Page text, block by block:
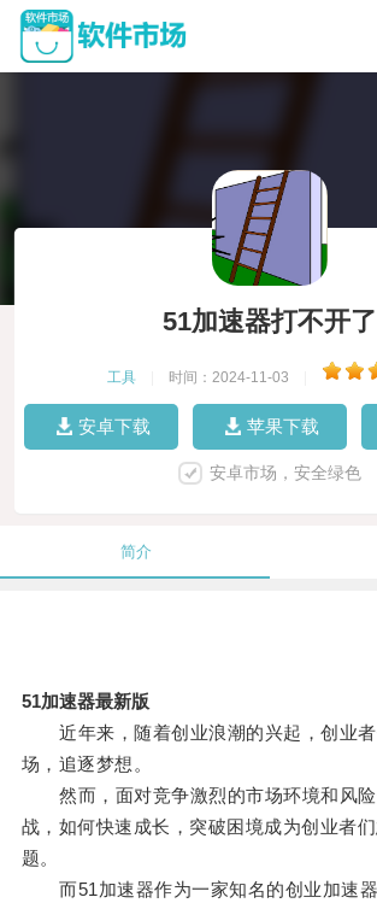
51加速器打不开了
工具 时间：2024-11-03
安卓下载 苹果下载
安卓市场，安全绿色
简介
51加速器最新版
近年来，随着创业浪潮的兴起，创业者
场，追逐梦想。
然而，面对竞争激烈的市场环境和风险
战，如何快速成长，突破困境成为创业者
题。
而51加速器作为一家知名的创业加速器